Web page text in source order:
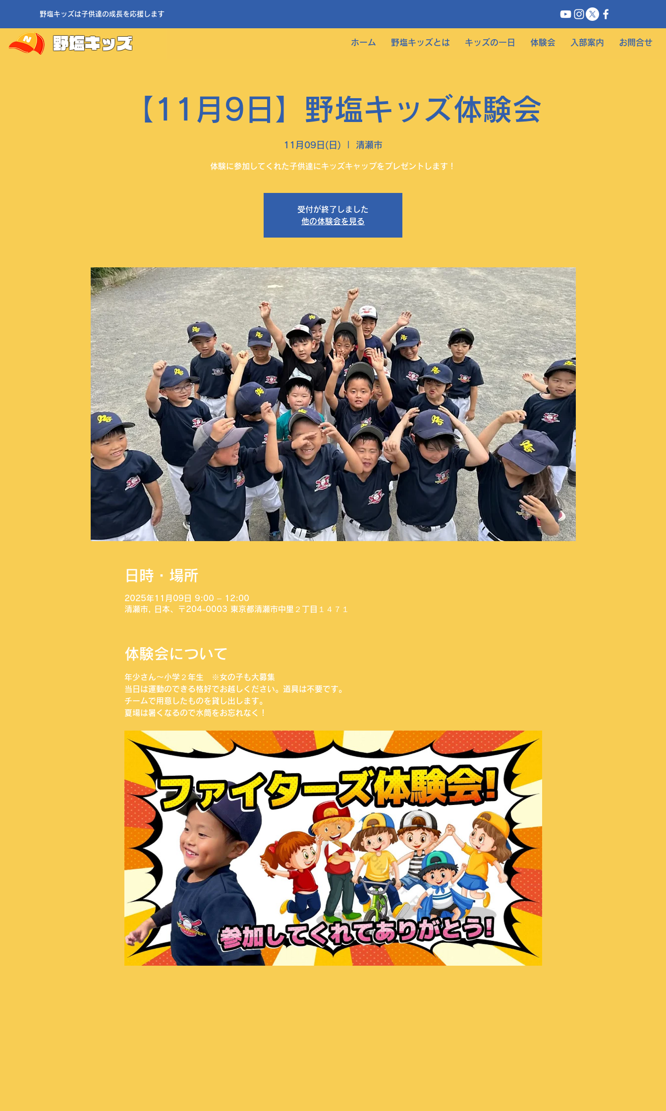
野塩キッズは子供達の成長を応援します
野塩キッズ ホーム 野塩キッズとは キッズの一日 体験会 入部案内 お問合せ
【11月9日】野塩キッズ体験会
11月09日(日) 清瀬市
体験に参加してくれた子供達にキッズキャップをプレゼントします！
受付が終了しました
他の体験会を見る
日時・場所
2025年11月09日 9:00 – 12:00
清瀬市, 日本、〒204-0003 東京都清瀬市中里２丁目１４７１
体験会について
年少さん〜小学２年生　※女の子も大募集
当日は運動のできる格好でお越しください。道具は不要です。
チームで用意したものを貸し出します。
夏場は暑くなるので水筒をお忘れなく！